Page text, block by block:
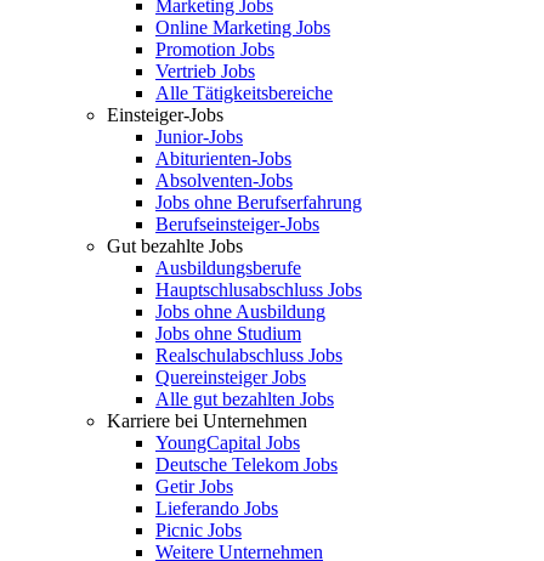
Marketing Jobs
Online Marketing Jobs
Promotion Jobs
Vertrieb Jobs
Alle Tätigkeitsbereiche
Einsteiger-Jobs
Junior-Jobs
Abiturienten-Jobs
Absolventen-Jobs
Jobs ohne Berufserfahrung
Berufseinsteiger-Jobs
Gut bezahlte Jobs
Ausbildungsberufe
Hauptschlusabschluss Jobs
Jobs ohne Ausbildung
Jobs ohne Studium
Realschulabschluss Jobs
Quereinsteiger Jobs
Alle gut bezahlten Jobs
Karriere bei Unternehmen
YoungCapital Jobs
Deutsche Telekom Jobs
Getir Jobs
Lieferando Jobs
Picnic Jobs
Weitere Unternehmen